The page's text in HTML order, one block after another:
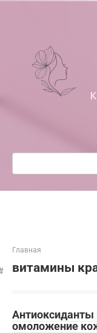
Поиск:
Главная
витамины
Антиоксиданты
омоложение